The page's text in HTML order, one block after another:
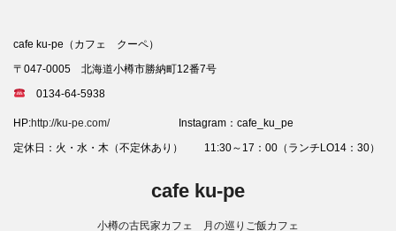
cafe ku-pe（カフェ クーペ）
〒047-0005 北海道小樽市勝納町12番7号
0134-64-5938
HP:http://ku-pe.com/
Instagram：cafe_ku_pe
定休日：火・水・木（不定休あり） 11:30～17：00（ランチLO14：30）
cafe ku-pe
小樽の古民家カフェ 月の巡りご飯カフェ